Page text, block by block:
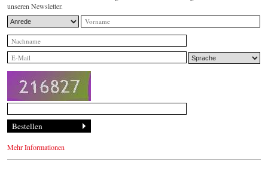
unseren Newsletter.
Mehr Informationen